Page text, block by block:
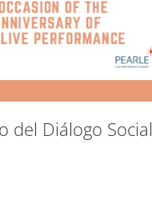
del Diálogo Social